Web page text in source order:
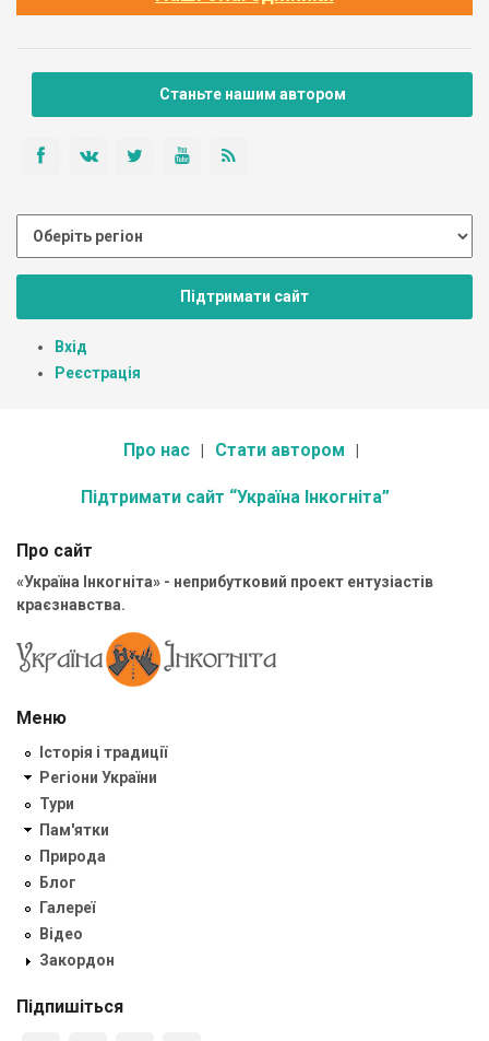
Станьте нашим автором
Підтримати сайт
Вхід
Реєстрація
Про нас Стати автором
Підтримати сайт “Україна Інкогніта”
Про сайт
«Україна Інкогніта» - неприбутковий проект ентузіастів
краєзнавства.
Меню
Історія і традиції
Регіони України
Тури
Пам'ятки
Природа
Блог
Галереї
Відео
Закордон
Підпишіться